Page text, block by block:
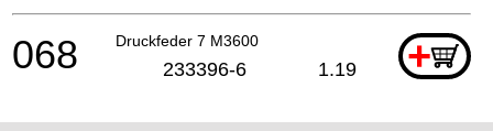
Druckfeder 7 M3600 +
068 233396-6 1.19